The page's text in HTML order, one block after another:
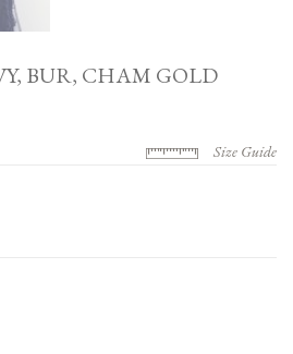
BUR, CHAM GOLD
Size Guide